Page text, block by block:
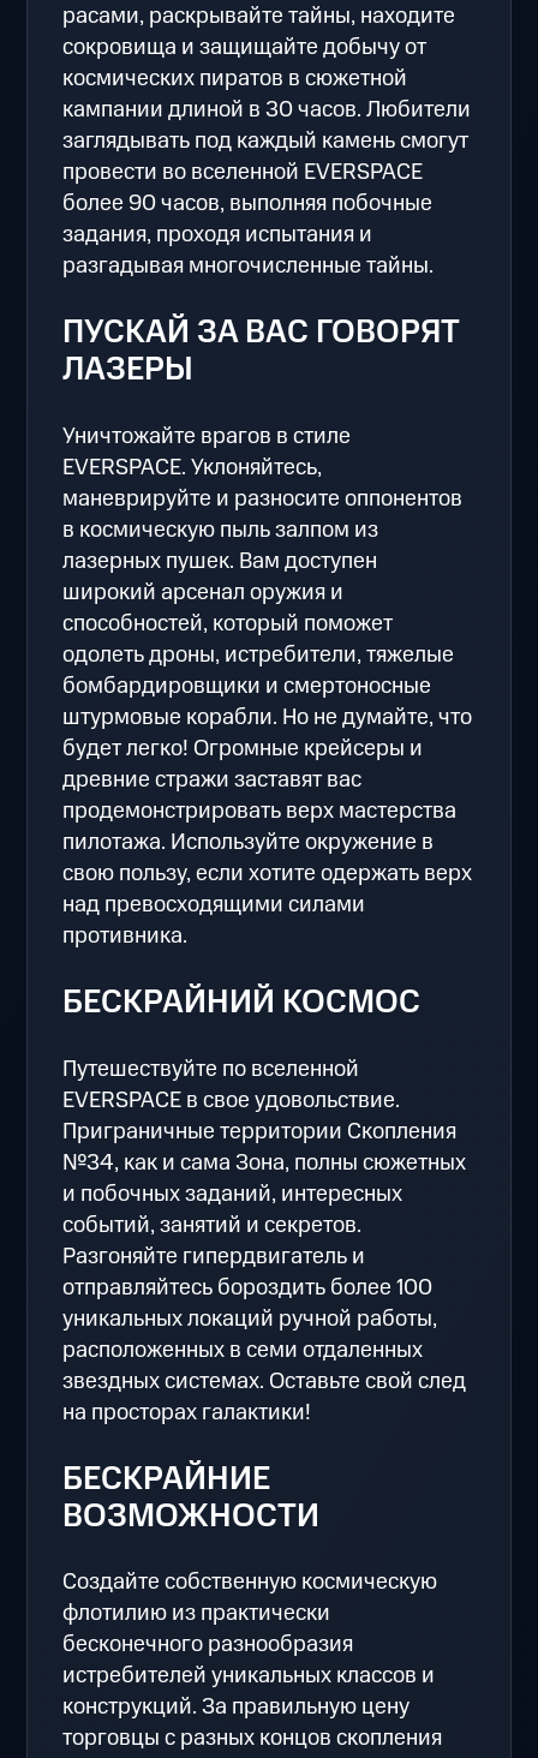
расами, раскрывайте тайны, находите
сокровища и защищайте добычу от
космических пиратов в сюжетной
кампании длиной в 30 часов. Любители
заглядывать под каждый камень смогут
провести во вселенной EVERSPACE
более 90 часов, выполняя побочные
задания, проходя испытания и
разгадывая многочисленные тайны.
ПУСКАЙ ЗА ВАС ГОВОРЯТ
ЛАЗЕРЫ
Уничтожайте врагов в стиле
EVERSPACE. Уклоняйтесь,
маневрируйте и разносите оппонентов
в космическую пыль залпом из
лазерных пушек. Вам доступен
широкий арсенал оружия и
способностей, который поможет
одолеть дроны, истребители, тяжелые
бомбардировщики и смертоносные
штурмовые корабли. Но не думайте, что
будет легко! Огромные крейсеры и
древние стражи заставят вас
продемонстрировать верх мастерства
пилотажа. Используйте окружение в
свою пользу, если хотите одержать верх
над превосходящими силами
противника.
БЕСКРАЙНИЙ КОСМОС
Путешествуйте по вселенной
EVERSPACE в свое удовольствие.
Приграничные территории Скопления
№34, как и сама Зона, полны сюжетных
и побочных заданий, интересных
событий, занятий и секретов.
Разгоняйте гипердвигатель и
отправляйтесь бороздить более 100
уникальных локаций ручной работы,
расположенных в семи отдаленных
звездных системах. Оставьте свой след
на просторах галактики!
БЕСКРАЙНИЕ
ВОЗМОЖНОСТИ
Создайте собственную космическую
флотилию из практически
бесконечного разнообразия
истребителей уникальных классов и
конструкций. За правильную цену
торговцы с разных концов скопления